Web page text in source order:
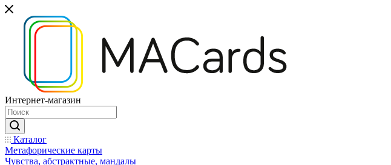
Интернет-магазин
Каталог
Mетафорические карты
Чувства, абстрактные, мандалы